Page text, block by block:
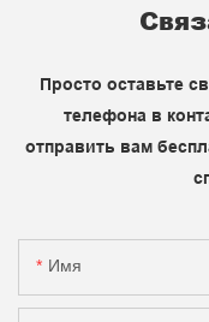
Просто оставьте
телефона в
отправить вам
Имя